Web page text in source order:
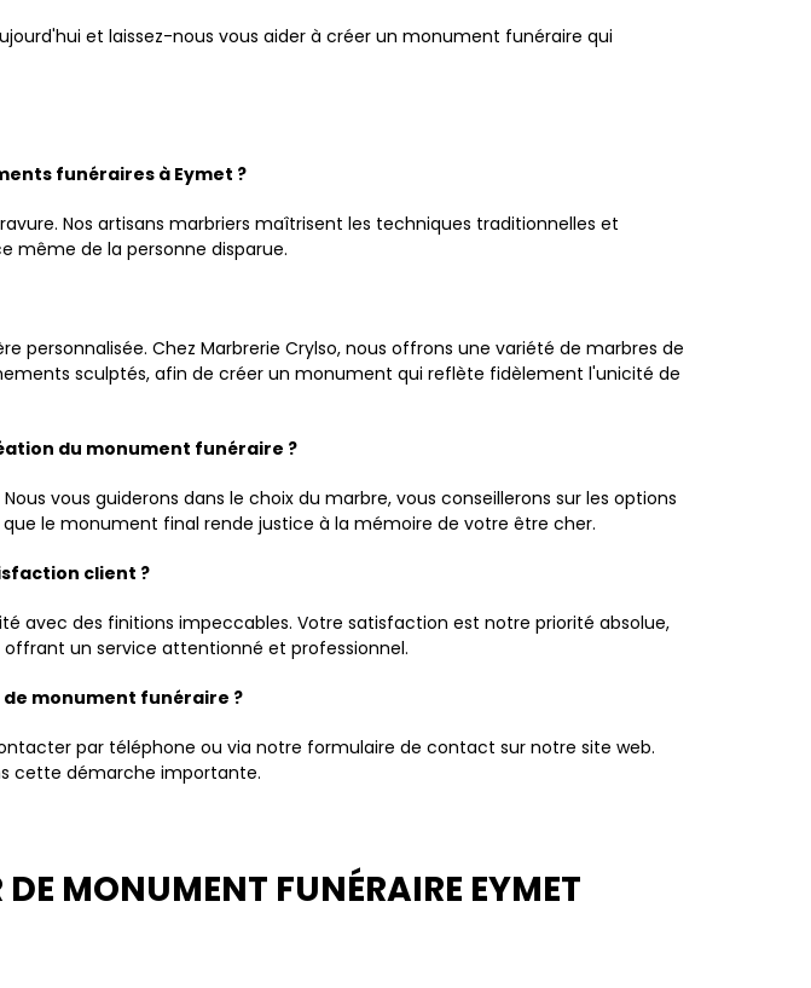
et laissez-nous vous aider à créer un monument funéraire qui
funéraires à Eymet ?
Nos artisans marbriers maîtrisent les techniques traditionnelles et
même de la personne disparue.
Chez Marbrerie Crylso, nous offrons une variété de marbres de
sculptés, afin de créer un monument qui reflète fidèlement l'unicité de
du monument funéraire ?
vous guiderons dans le choix du marbre, vous conseillerons sur les options
le monument final rende justice à la mémoire de votre être cher.
client ?
avec des finitions impeccables. Votre satisfaction est notre priorité absolue,
un service attentionné et professionnel.
monument funéraire ?
par téléphone ou via notre formulaire de contact sur notre site web.
cette démarche importante.
MONUMENT FUNÉRAIRE EYMET